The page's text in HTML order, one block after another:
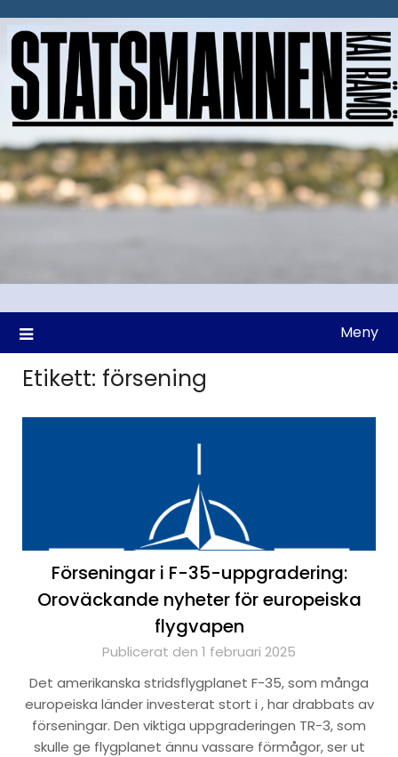
till
Meny
Etikett: försening
Förseningar i F-35-uppgradering:
Oroväckande nyheter för europeiska
flygvapen
Publicerat den 1 februari 2025
Det amerikanska stridsflygplanet F-35, som många
europeiska länder investerat stort i , har drabbats av
förseningar. Den viktiga uppgraderingen TR-3, som
skulle ge flygplanet ännu vassare förmågor, ser ut